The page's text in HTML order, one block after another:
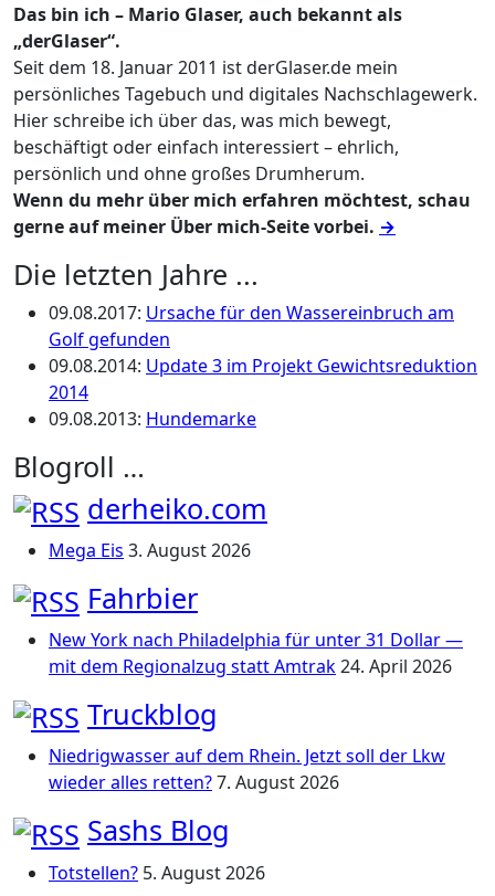
Das bin ich – Mario Glaser, auch bekannt als
„derGlaser“.
Seit dem 18. Januar 2011 ist derGlaser.de mein
persönliches Tagebuch und digitales Nachschlagewerk.
Hier schreibe ich über das, was mich bewegt,
beschäftigt oder einfach interessiert – ehrlich,
persönlich und ohne großes Drumherum.
Wenn du mehr über mich erfahren möchtest, schau
gerne auf meiner Über mich-Seite vorbei. →
Die letzten Jahre ...
09.08.2017: Ursache für den Wassereinbruch am
Golf gefunden
09.08.2014: Update 3 im Projekt Gewichtsreduktion
2014
09.08.2013: Hundemarke
Blogroll …
derheiko.com
Mega Eis 3. August 2026
Fahrbier
New York nach Philadelphia für unter 31 Dollar —
mit dem Regionalzug statt Amtrak24. April 2026
Truckblog
Niedrigwasser auf dem Rhein. Jetzt soll der Lkw
wieder alles retten?7. August 2026
Sashs Blog
Totstellen? 5. August 2026